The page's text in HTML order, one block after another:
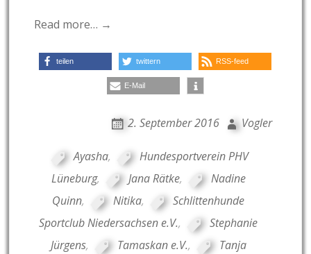
Read more… →
teilen twittern RSS-feed
E-Mail
2. September 2016 Vogler
Ayasha,
Hundesportverein PHV
Lüneburg, Jana Rätke,
Nadine
Quinn, Nitika,
Schlittenhunde
Sportclub Niedersachsen e.V.,
Stephanie
Jürgens, Tamaskan e.V.,
Tanja